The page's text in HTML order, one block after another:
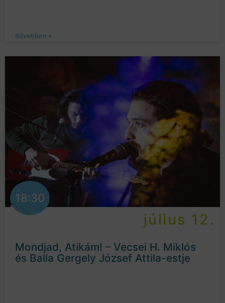
Bővebben »
18:30
július 12.
Mondjad, Atikám! – Vecsei H. Miklós
és Balla Gergely József Attila-estje